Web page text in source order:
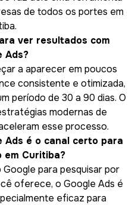
de todos os portes em
ver resultados com
Ads?
a aparecer em poucos
consistente e otimizada,
período de 30 a 90 dias. O
modernas de
esse processo.
Ads é o canal certo para
em Curitiba?
para pesquisar por
oferece, o Google Ads é
eficaz para